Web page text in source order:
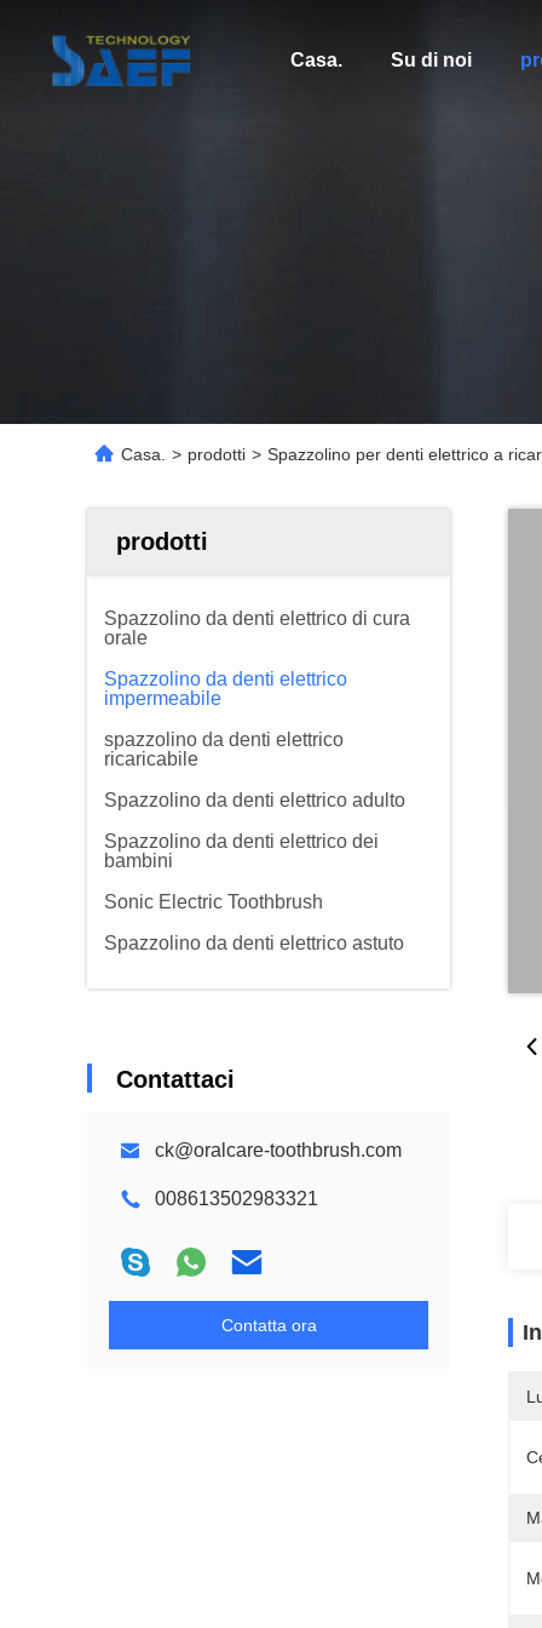
Casa. Su di noi
Casa. > prodotti > Spazzolino per denti elettrico a
prodotti
Spazzolino da denti elettrico di cura
orale
Spazzolino da denti elettrico
impermeabile
spazzolino da denti elettrico
ricaricabile
Spazzolino da denti elettrico adulto
Spazzolino da denti elettrico dei
bambini
Sonic Electric Toothbrush
Spazzolino da denti elettrico astuto
Contattaci
ck@oralcare-toothbrush.com
008613502983321
Contatta ora